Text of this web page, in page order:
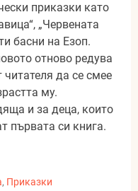
приказки като
„Червената
басни на Езоп.
отново редува
читателя да се смее
му.
и за деца, които
първата си книга.
, Приказки